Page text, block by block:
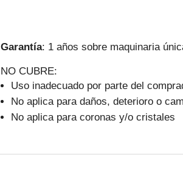
Garantía: 1 años sobre maquinaria
NO CUBRE:
Uso inadecuado por parte del
No aplica para daños, deterioro o
No aplica para coronas y/o cristales